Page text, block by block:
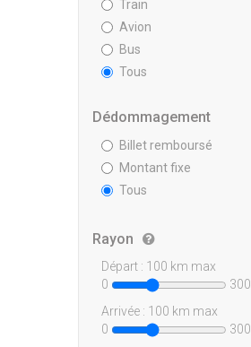
Train
Avion
Bus
Tous
Dédommagement
Billet remboursé
Montant fixe
Tous
Rayon
Départ : 100 km max
0
300
Arrivée : 100 km max
0
300